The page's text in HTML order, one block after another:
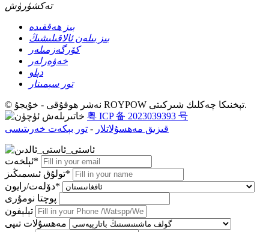
تەكشۈرۈش
بىز ھەققىدە
بىز بىلەن ئالاقىلىشىڭ
كۆرگەزمىلەر
خەۋەرلەر
دېلو
تور سېمىنار
© نەشر ھوقۇقى - خۇيجۇ ROYPOW تېخنىكا چەكلىك شىركىتى.
粤 ICP 备 2023039393 号
قىزىق مەھسۇلاتلار - تور بېكەت خەرىتىسى
ئېلخەت*
تولۇق ئىسمىڭىز*
دۆلەت/رايون*
پوچتا نومۇرى
تېلېفون
مەھسۇلات تىپى